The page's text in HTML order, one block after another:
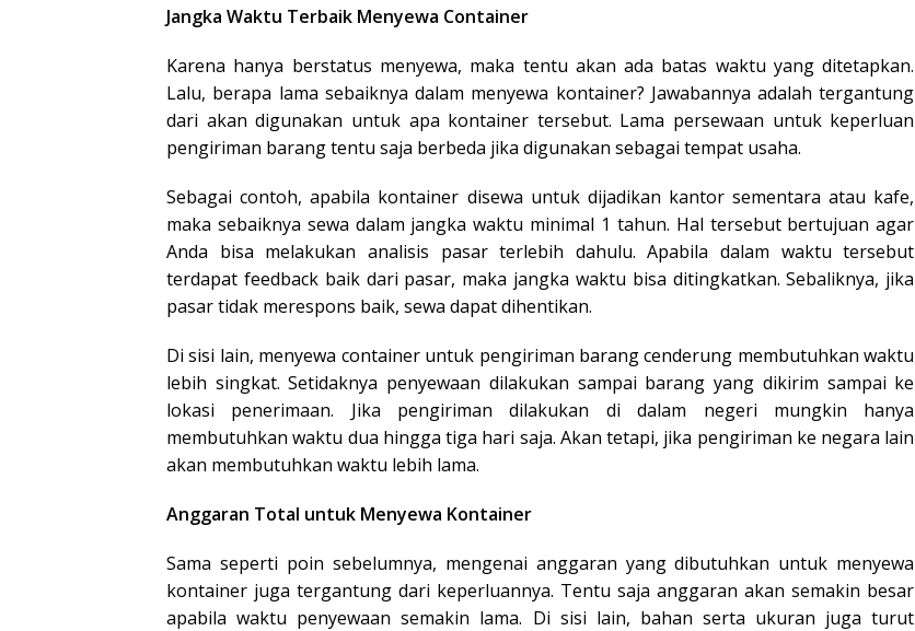
Jangka Waktu Terbaik Menyewa Container
Karena hanya berstatus menyewa, maka tentu akan ada batas waktu yang ditetapkan.
Lalu, berapa lama sebaiknya dalam menyewa kontainer? Jawabannya adalah tergantung
dari akan digunakan untuk apa kontainer tersebut. Lama persewaan untuk keperluan
pengiriman barang tentu saja berbeda jika digunakan sebagai tempat usaha.
Sebagai contoh, apabila kontainer disewa untuk dijadikan kantor sementara atau kafe,
maka sebaiknya sewa dalam jangka waktu minimal 1 tahun. Hal tersebut bertujuan agar
Anda bisa melakukan analisis pasar terlebih dahulu. Apabila dalam waktu tersebut
terdapat feedback baik dari pasar, maka jangka waktu bisa ditingkatkan. Sebaliknya, jika
pasar tidak merespons baik, sewa dapat dihentikan.
Di sisi lain, menyewa container untuk pengiriman barang cenderung membutuhkan waktu
lebih singkat. Setidaknya penyewaan dilakukan sampai barang yang dikirim sampai ke
lokasi penerimaan. Jika pengiriman dilakukan di dalam negeri mungkin hanya
membutuhkan waktu dua hingga tiga hari saja. Akan tetapi, jika pengiriman ke negara lain
akan membutuhkan waktu lebih lama.
Anggaran Total untuk Menyewa Kontainer
Sama seperti poin sebelumnya, mengenai anggaran yang dibutuhkan untuk menyewa
kontainer juga tergantung dari keperluannya. Tentu saja anggaran akan semakin besar
apabila waktu penyewaan semakin lama. Di sisi lain, bahan serta ukuran juga turut